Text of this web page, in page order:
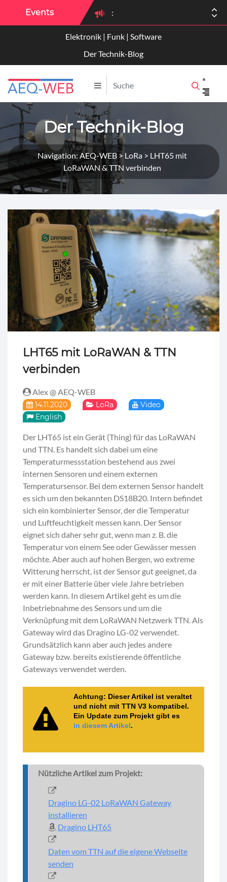
Events
:
Elektronik | Funk | Software
Der Technik-Blog
Der Technik-Blog
Navigation: AEQ-WEB > LoRa > LHT65 mit
LoRaWAN & TTN verbinden
LHT65 mit LoRaWAN & TTN
verbinden
Alex @ AEQ-WEB
14.11.2020 LoRa
Video
English
Der LHT65 ist ein Gerät (Thing) für das LoRaWAN
und TTN. Es handelt sich dabei um eine
Temperaturmessstation bestehend aus zwei
internen Sensoren und einem externen
Temperatursensor. Bei dem externen Sensor handelt
es sich um den bekannten DS18B20. Intern befindet
sich ein kombinierter Sensor, der die Temperatur
und Luftfeuchtigkeit messen kann. Der Sensor
eignet sich daher sehr gut, wenn man z. B. die
Temperatur von einem See oder Gewässer messen
möchte. Aber auch auf hohen Bergen, wo extreme
Witterung herrscht, ist der Sensor gut geeignet, da
er mit einer Batterie über viele Jahre betrieben
werden kann. In diesem Artikel geht es um die
Inbetriebnahme des Sensors und um die
Verknüpfung mit dem LoRaWAN Netzwerk TTN. Als
Gateway wird das Dragino LG-02 verwendet.
Grundsätzlich kann aber auch jedes andere
Gateway bzw. bereits existierende öffentliche
Gateways verwendet werden.
Achtung: Dieser Artikel ist veraltet
und nicht mit TTN V3 kompatibel.
Ein Update zum Projekt gibt es
in diesem Artikel.
Nützliche Artikel zum Projekt:
Dragino LG-02 LoRaWAN Gateway
installieren
Dragino LHT65
Daten vom TTN auf die eigene Webseite
senden